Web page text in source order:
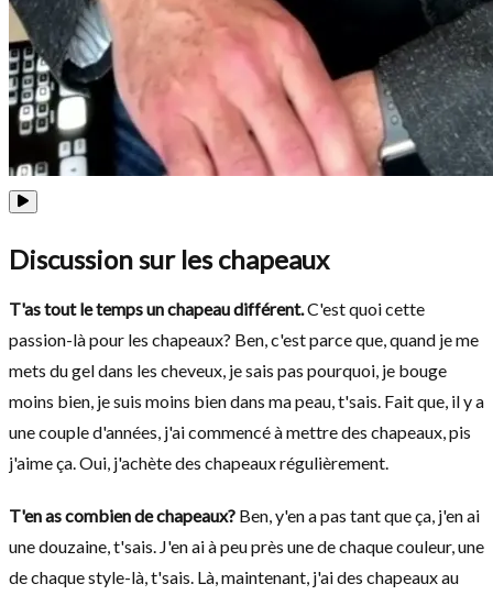
Discussion sur les chapeaux
T'as tout le temps un chapeau différent.C'est quoi cette
passion-là pour les chapeaux? Ben, c'est parce que, quand je me
mets du gel dans les cheveux, je sais pas pourquoi, je bouge
moins bien, je suis moins bien dans ma peau, t'sais. Fait que, il y a
une couple d'années, j'ai commencé à mettre des chapeaux, pis
j'aime ça. Oui, j'achète des chapeaux régulièrement.
T'en as combien de chapeaux? Ben, y'en a pas tant que ça, j'en ai
une douzaine, t'sais. J'en ai à peu près une de chaque couleur, une
de chaque style-là, t'sais. Là, maintenant, j'ai des chapeaux au